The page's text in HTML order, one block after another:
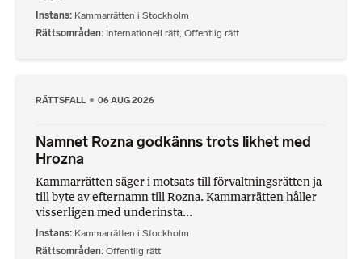
Instans Kammarrätten i Stockholm
Rättsområden Internationell rätt Offentlig rätt
RÄTTSFALL 06 AUG 2026
Namnet Rozna godkänns trots likhet med
Hrozna
Kammarrätten säger i motsats till förvaltningsrätten ja
till byte av efternamn till Rozna. Kammarrätten håller
visserligen med underinsta...
Instans Kammarrätten i Stockholm
Rättsområden Offentlig rätt